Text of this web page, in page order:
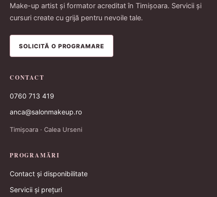
Make-up artist și formator acreditat în Timișoara. Servicii și
cursuri create cu grijă pentru nevoile tale.
SOLICITĂ O PROGRAMARE
CONTACT
0760 713 419
anca@salonmakeup.ro
Timișoara · Calea Urseni
PROGRAMĂRI
Contact și disponibilitate
Servicii și prețuri